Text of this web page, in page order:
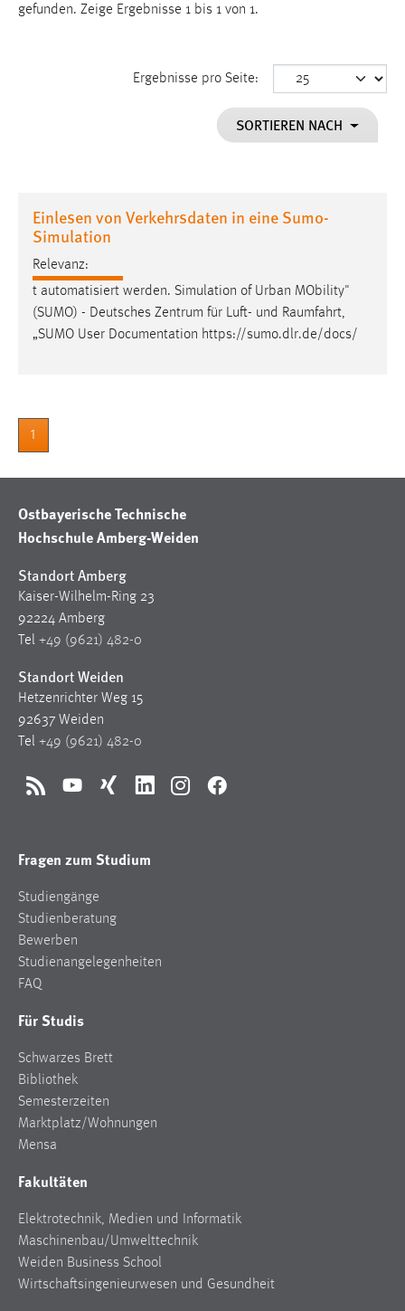
gefunden. Zeige Ergebnisse 1 bis 1 von 1.
Ergebnisse pro Seite:
SORTIEREN NACH
Einlesen von Verkehrsdaten in eine Sumo-
Simulation
Relevanz:
t automatisiert werden. Simulation of Urban MObility"
(SUMO) - Deutsches Zentrum für Luft- und Raumfahrt,
„SUMO User Documentation https://sumo.dlr.de/docs/
1
Ostbayerische Technische
Hochschule Amberg-Weiden
Standort Amberg
Kaiser-Wilhelm-Ring 23
92224 Amberg
Tel +49 (9621) 482-0
Standort Weiden
Hetzenrichter Weg 15
92637 Weiden
Tel +49 (9621) 482-0
RSS YouTubeXing LinkedInInstagramFacebook
Fragen zum Studium
Studiengänge
Studienberatung
Bewerben
Studienangelegenheiten
FAQ
Für Studis
Schwarzes Brett
Bibliothek
Semesterzeiten
Marktplatz/Wohnungen
Mensa
Fakultäten
Elektrotechnik, Medien und Informatik
Maschinenbau/Umwelttechnik
Weiden Business School
Wirtschaftsingenieurwesen und Gesundheit
Zweck:
Cookie Laufzeit:
staticfilecache
Für performante Seitenauslieferung wird in diesem Cookie
gespeichert, ob man eingeloggt ist.
Sprachpräferenz
30 Tage
Name:
MibewSessionID, MIBEW_UserID, mibew_locale, mibew-
chat-frame-style-5e9dbeb1811c0446
Zweck:
Cookie Laufzeit:
MibewSessionID, mibew-chat-frame-style-
Jahre, MIBEW_UserID = 1 Jahr
Name:
Zweck:
Dieser Cookie ist notwendig um sich an der Website
einloggen zu können.
24 Stunden
STATISTIK
Statistik Cookies erfassen Informationen anonym.
Name:
_pk_ref, _pk_cvar, _pk_id, _pk_ses
Zweck: